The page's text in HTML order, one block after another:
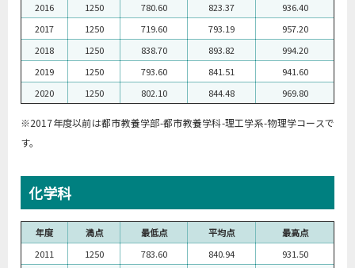
2016
1250 780.60 823.37
936.40
2017
1250 719.60 793.19
957.20
2018
1250 838.70 893.82
994.20
2019
1250 793.60 841.51
941.60
2020
1250 802.10 844.48 969.80
※2017年度以前は都市教養学部-都市教養学科-理工学系-物理学コースで
す。
化学科
年度 満点 最低点 平均点
最高点
2011
1250 783.60 840.94
931.50